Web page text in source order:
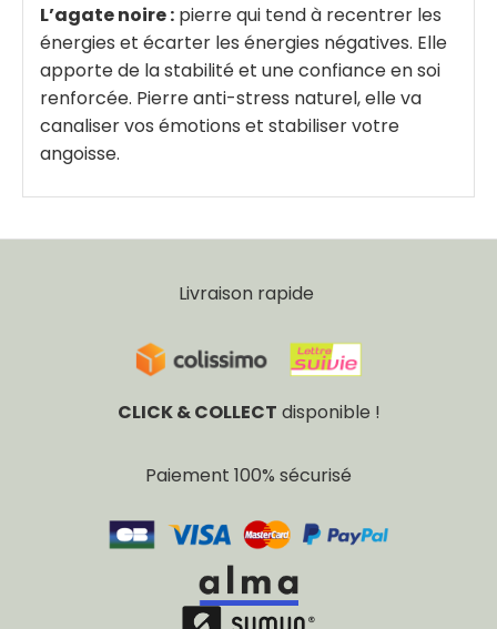
L’agate noire : pierre qui tend à recentrer les
énergies et écarter les énergies négatives. Elle
apporte de la stabilité et une confiance en soi
renforcée. Pierre anti-stress naturel, elle va
canaliser vos émotions et stabiliser votre
angoisse.
Livraison rapide
CLICK & COLLECT disponible !
Paiement 100% sécurisé